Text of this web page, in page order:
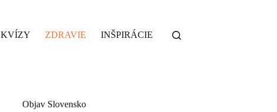
KVÍZY ZDRAVIE INŠPIRÁCIE
Objav Slovensko